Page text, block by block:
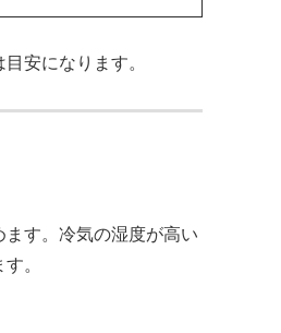
安になります。
す。冷気の湿度が高い
。